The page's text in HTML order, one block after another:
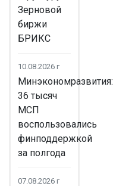
Зерновой
биржи
БРИКС
10.08.2026 г
Минэкономразвития:
36 тысяч
МСП
воспользовались
финподдержкой
за полгода
07.08.2026 г